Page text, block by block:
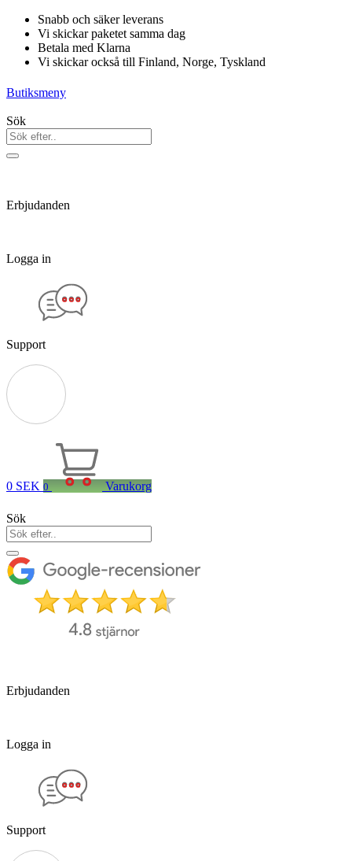
Hoppa
innehåll
Snabb och säker leverans
Vi skickar paketet samma dag
Betala med Klarna
Vi skickar också till Finland, Norge, Tyskland
Butiksmeny
Sök
Erbjudanden
Logga in
Support
0 SEK 0 Varukorg
Sök
Erbjudanden
Logga in
Support